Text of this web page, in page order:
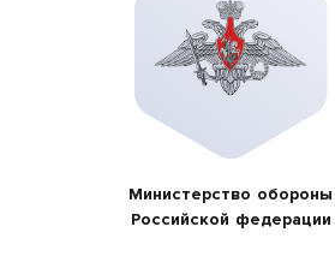
Министерство обороны
Российской федерации